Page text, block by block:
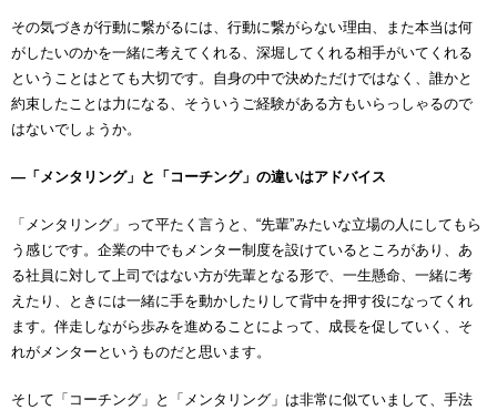
その気づきが行動に繋がるには、行動に繋がらない理由、また本当は何
がしたいのかを一緒に考えてくれる、深堀してくれる相手がいてくれる
ということはとても大切です。自身の中で決めただけではなく、誰かと
約束したことは力になる、そういうご経験がある方もいらっしゃるので
はないでしょうか。
―「メンタリング」と「コーチング」の違いはアドバイス
「メンタリング」って平たく言うと、“先輩”みたいな立場の人にしてもら
う感じです。企業の中でもメンター制度を設けているところがあり、あ
る社員に対して上司ではない方が先輩となる形で、一生懸命、一緒に考
えたり、ときには一緒に手を動かしたりして背中を押す役になってくれ
ます。伴走しながら歩みを進めることによって、成長を促していく、そ
れがメンターというものだと思います。
そして「コーチング」と「メンタリング」は非常に似ていまして、手法